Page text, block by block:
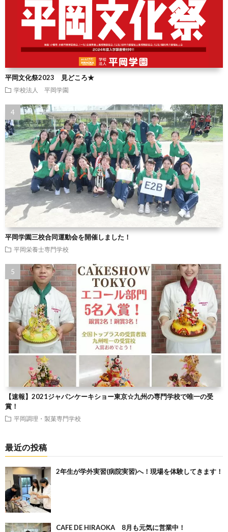
平岡文化祭2023 見どころ★
学校法人 平岡学園
平岡学園三校合同運動会を開催しました！
平岡栄養士専門学校
【速報】2021ジャパンケーキショー東京☆九州の専門学校で唯一の受
賞！
平岡調理・製菓専門学校
最近の投稿
2年生が学外実習(病院実習)へ！現場を体験してきます！
CAFE DE HIRAOKA 8月も元気に営業中！